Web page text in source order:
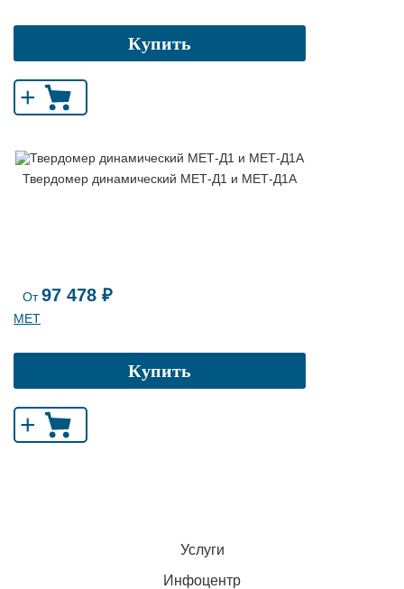
Купить
+
Твердомер динамический МЕТ-Д1 и МЕТ-Д1А
От97 478 ₽
МЕТ
Купить
+
Услуги
Инфоцентр